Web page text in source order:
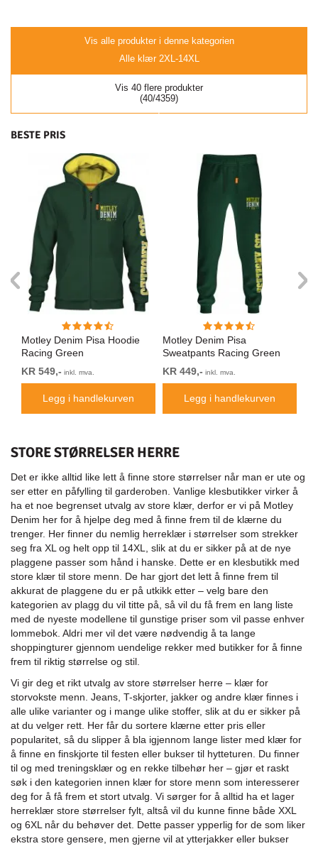
Vis alle produkter i denne kategorien
Alle klær 2XL-14XL
(40/4359)
Vis 40 flere produkter
BESTE PRIS
Motley Denim Pisa Hoodie
Racing Green
KR 549,- inkl. mva.
Legg i handlekurven
Motley Denim Pisa
Sweatpants Racing Green
KR 449,- inkl. mva.
Legg i handlekurven
STORE STØRRELSER HERRE
Det er ikke alltid like lett å finne store størrelser når man er ute og
ser etter en påfylling til garderoben. Vanlige klesbutikker virker å
ha et noe begrenset utvalg av store klær, derfor er vi på Motley
Denim her for å hjelpe deg med å finne frem til de klærne du
trenger. Her finner du nemlig herreklær i størrelser som strekker
seg fra XL og helt opp til 14XL, slik at du er sikker på at de nye
plaggene passer som hånd i hanske. Dette er en klesbutikk med
store klær til store menn. De har gjort det lett å finne frem til
akkurat de plaggene du er på utkikk etter – velg bare den
kategorien av plagg du vil titte på, så vil du få frem en lang liste
med de nyeste modellene til gunstige priser som vil passe enhver
lommebok. Aldri mer vil det være nødvendig å ta lange
shoppingturer gjennom uendelige rekker med butikker for å finne
frem til riktig størrelse og stil.
Vi gir deg et rikt utvalg av store størrelser herre – klær for
storvokste menn. Jeans, T-skjorter, jakker og andre klær finnes i
alle ulike varianter og i mange ulike stoffer, slik at du er sikker på
at du velger rett. Her får du sortere klærne etter pris eller
popularitet, så du slipper å bla igjennom lange lister med klær for
å finne en finskjorte til festen eller bukser til hytteturen. Du finner
til og med treningsklær og en rekke tilbehør her – gjør et raskt
søk i den kategorien innen klær for store menn som interesserer
deg for å få frem et stort utvalg. Vi sørger for å alltid ha et lager
herreklær store størrelser fylt, altså vil du kunne finne både XXL
og 6XL når du behøver det. Dette passer ypperlig for de som liker
ekstra store gensere, men gjerne vil at ytterjakker eller bukser